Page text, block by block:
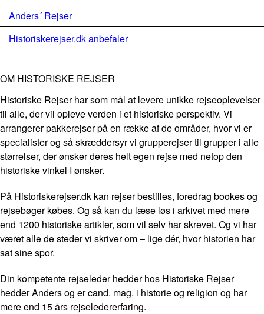
Anders´ Rejser
Historiskerejser.dk anbefaler
OM HISTORISKE REJSER
Historiske Rejser har som mål at levere unikke rejseoplevelser
til alle, der vil opleve verden i et historiske perspektiv. Vi
arrangerer pakkerejser på en række af de områder, hvor vi er
specialister og så skræddersyr vi grupperejser til grupper i alle
størrelser, der ønsker deres helt egen rejse med netop den
historiske vinkel I ønsker.
På Historiskerejser.dk kan rejser bestilles, foredrag bookes og
rejsebøger købes. Og så kan du læse løs i arkivet med mere
end 1200 historiske artikler, som vil selv har skrevet. Og vi har
været alle de steder vi skriver om – lige dér, hvor historien har
sat sine spor.
Din kompetente rejseleder hedder hos Historiske Rejser
hedder Anders og er cand. mag. i historie og religion og har
mere end 15 års rejseledererfaring.